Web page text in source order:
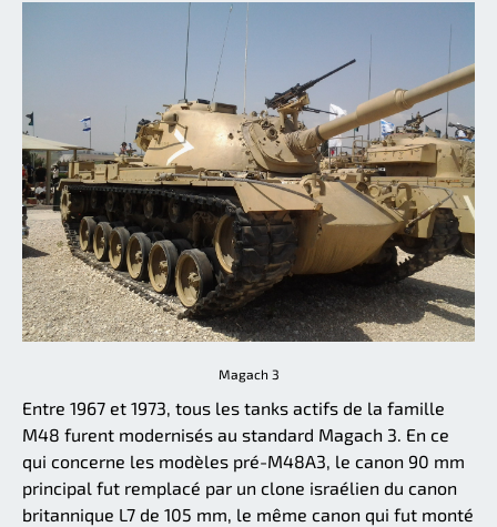
Magach 3
Entre 1967 et 1973, tous les tanks actifs de la famille
M48 furent modernisés au standard Magach 3. En ce
qui concerne les modèles pré-M48A3, le canon 90 mm
principal fut remplacé par un clone israélien du canon
britannique L7 de 105 mm, le même canon qui fut monté